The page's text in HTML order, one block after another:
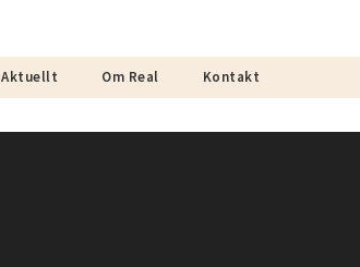
Aktuellt Om Real Kontakt